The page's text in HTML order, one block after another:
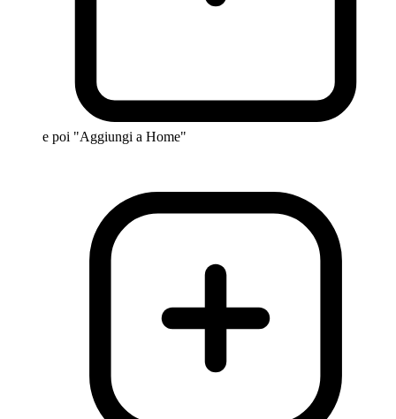
e poi "Aggiungi a Home"